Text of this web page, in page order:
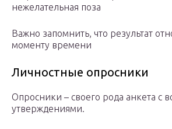
нежелательная поза
Важно запомнить, что результат
моменту времени
Личностные опросники
Опросники – своего рода анкета с
утверждениями.